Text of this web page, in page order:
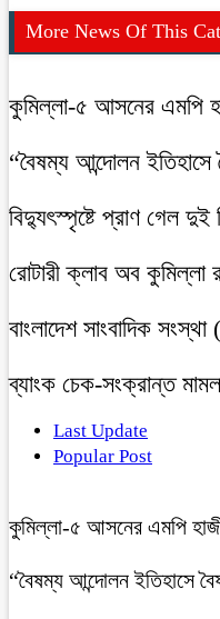
More News Of This
কুমিল্লা-৫ আসনের এমপি
“বৈষম্য আন্দোলন ইতিহাসে
বিদ্যুৎস্পৃষ্টে প্রাণ গেল দুই
রোটারী ক্লাব অব কুমিল্লা
বাংলাদেশ সাংবাদিক
ব্যাংক চেক-সংক্রান্ত
Last Update
Popular Post
কুমিল্লা-৫ আসনের এমপি
“বৈষম্য আন্দোলন ইতিহাসে